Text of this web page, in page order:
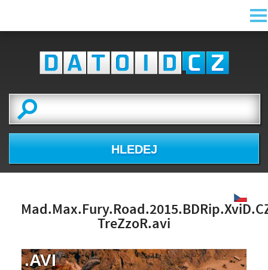
HLEDEJ
TreZzoR.avi
.AVI